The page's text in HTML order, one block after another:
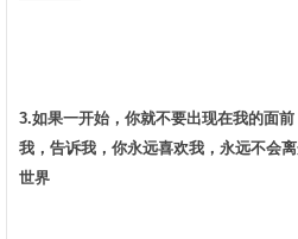
3.如果一开始，你就不要出现在我的面
我，告诉我，你永远喜欢我，永远不会
世界­